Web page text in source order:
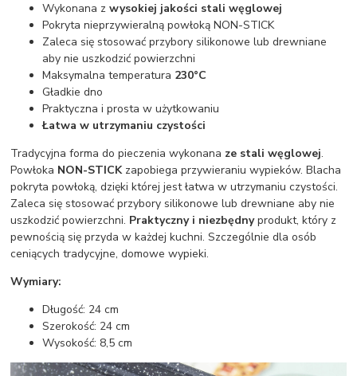
Wykonana zwysokiej jakości stali węglowej
Pokryta nieprzywieralną powłoką NON-STICK
Zaleca się stosować przybory silikonowe lub drewniane
aby nie uszkodzić powierzchni
Maksymalna temperatura 230°C
Gładkie dno
Praktyczna i prosta w użytkowaniu
Łatwa w utrzymaniu czystości
Tradycyjna forma do pieczenia wykonana ze stali węglowej.
Powłoka NON-STICKzapobiega przywieraniu wypieków. Blacha
pokryta powłoką, dzięki której jest łatwa w utrzymaniu czystości.
Zaleca się stosować przybory silikonowe lub drewniane aby nie
uszkodzić powierzchni. Praktyczny i niezbędnyprodukt, który z
pewnością się przyda w każdej kuchni. Szczególnie dla osób
ceniących tradycyjne, domowe wypieki.
Wymiary:
Długość: 24 cm
Szerokość: 24 cm
Wysokość: 8,5 cm